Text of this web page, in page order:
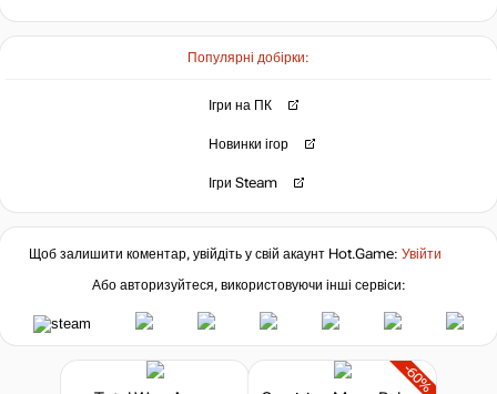
Популярні добірки:
Ігри на ПК
Новинки ігор
Ігри Steam
Щоб залишити коментар, увійдіть у свій акаунт Hot.Game: Увійти
Або авторизуйтеся, використовуючи інші сервіси:
-60%